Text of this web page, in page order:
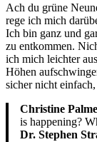
Ach du grüne
rege ich mich
Ich bin ganz und
zu entkommen.
ich mich leichter
Höhen
sicher nicht
Christine
is happening?
Dr. Stephen